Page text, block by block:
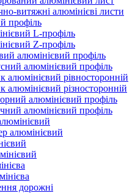
витяжні алюмінієві листи
профіль
L-профіль
Z-профіль
алюмінієвий профіль
алюмінієвий профіль
алюмінієвий рівносторонній
алюмінієвий різносторонній
алюмінієвий профіль
алюмінієвий профіль
алюмінієвий
дорожні